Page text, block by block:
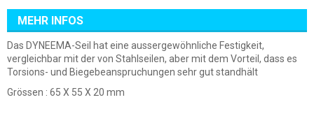
MEHR INFOS
Das DYNEEMA-Seil hat eine aussergewöhnliche Festigkeit,
vergleichbar mit der von Stahlseilen, aber mit dem Vorteil, dass es
Torsions- und Biegebeanspruchungen sehr gut standhält
Grössen : 65 X 55 X 20 mm